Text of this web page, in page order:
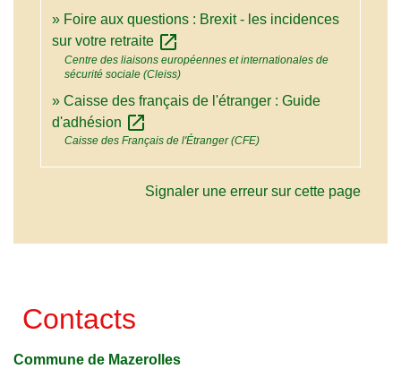
Foire aux questions : Brexit - les incidences
sur votre retraite open_in_new
Centre des liaisons européennes et internationales de
sécurité sociale (Cleiss)
Caisse des français de l'étranger : Guide
d'adhésion open_in_new
Caisse des Français de l'Étranger (CFE)
Signaler une erreur sur cette page
Contacts
Commune de Mazerolles